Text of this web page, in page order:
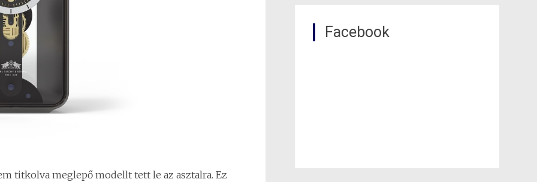
titkolva meglepő modellt tett le az asztalra. Ez
Facebook